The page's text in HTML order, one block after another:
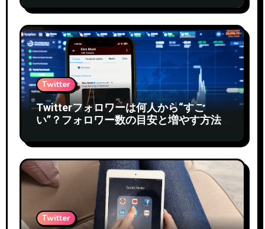
Twitter
Twitterフォロワーは何人から“すご
い”？フォロワー数の目安と増やす方法
Twitter